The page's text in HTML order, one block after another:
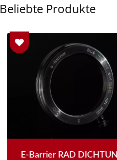
Beliebte Produkte
E-Barrier RAD DICHTUNG